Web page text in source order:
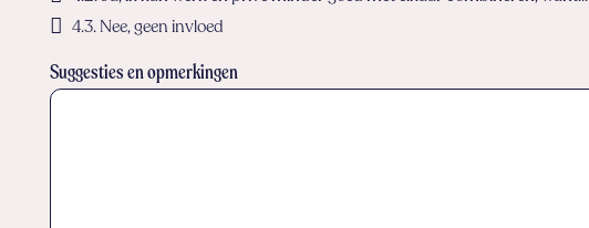
4.3. Nee, geen invloed
Suggesties en opmerkingen